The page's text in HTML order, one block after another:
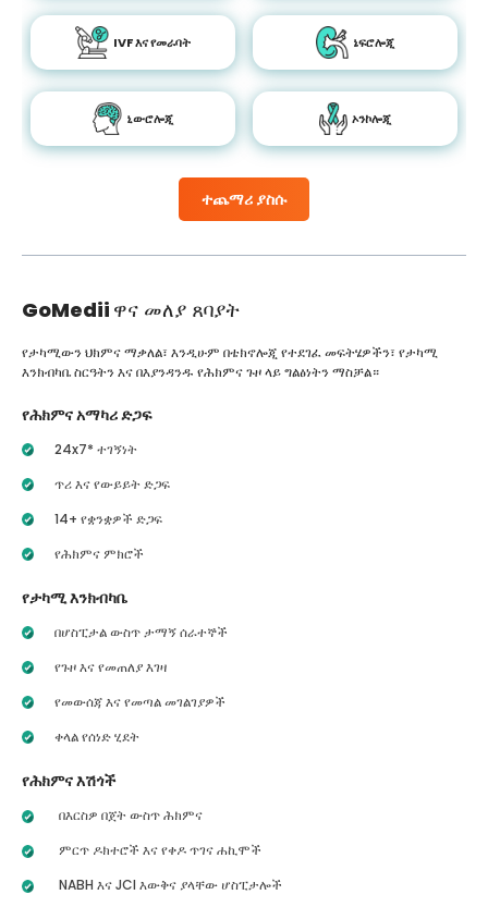
ተጨማሪ ያስሱ
IVF እና የመራባት ኔፍሮሎጂ
ኒውሮሎጂ ኦንኮሎጂ
GoMedii ዋና መለያ ጸባያት
የታካሚውን ህክምና ማቃለል፣ እንዲሁም በቴክኖሎጂ የተደገፈ መፍትሄዎችን፣ የታካሚ
እንክብካቤ ስርዓትን እና በእያንዳንዱ የሕክምና ጉዞ ላይ ግልፅነትን ማስቻል።
የሕክምና አማካሪ ድጋፍ
24x7* ተገኝነት
ጥሪ እና የውይይት ድጋፍ
14+ የቋንቋዎች ድጋፍ
የሕክምና ምክሮች
የታካሚ እንክብካቤ
በሆስፒታል ውስጥ ታማኝ ሰራተኞች
የጉዞ እና የመጠለያ እገዛ
የመውሰጃ እና የመጣል መገልገያዎች
ቀላል የሰነድ ሂደት
የሕክምና እሽጎች
በእርስዎ በጀት ውስጥ ሕክምና
ምርጥ ዶክተሮች እና የቀዶ ጥገና ሐኪሞች
NABH እና JCI እውቅና ያላቸው ሆስፒታሎች